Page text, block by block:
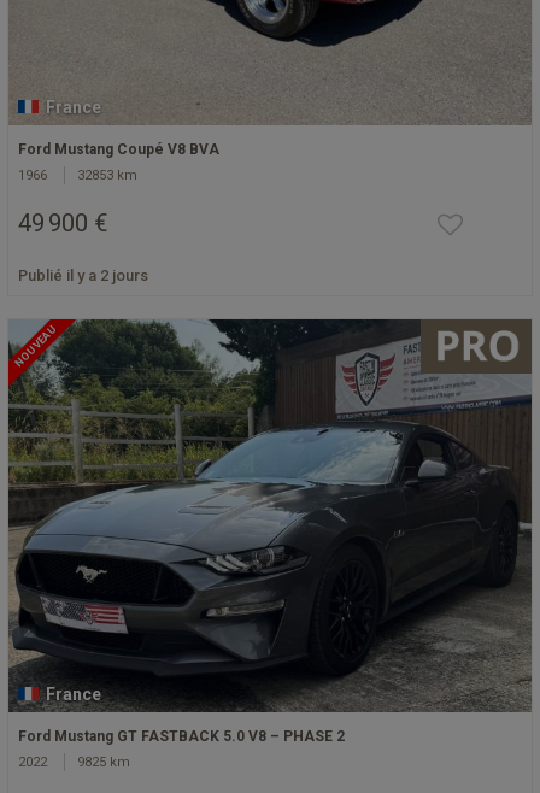
France
Ford Mustang Coupé V8 BVA
1966 32853 km
49 900 €
Publié il y a 2 jours
NOUVEAU
France
Ford Mustang GT FASTBACK 5.0 V8 – PHASE 2
2022 9825 km